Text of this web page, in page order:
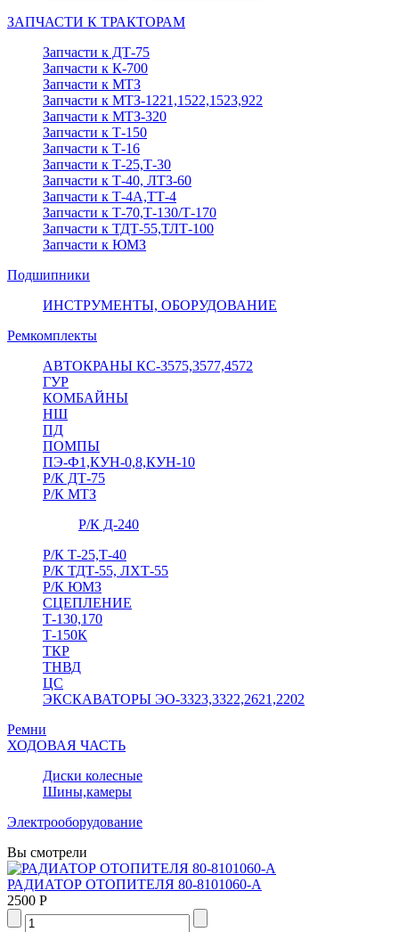
ЗАПЧАСТИ К ТРАКТОРАМ
Запчасти к ДТ-75
Запчасти к К-700
Запчасти к МТЗ
Запчасти к МТЗ-1221,1522,1523,922
Запчасти к МТЗ-320
Запчасти к Т-150
Запчасти к Т-16
Запчасти к Т-25,Т-30
Запчасти к Т-40, ЛТЗ-60
Запчасти к Т-4А,ТТ-4
Запчасти к Т-70,Т-130/Т-170
Запчасти к ТДТ-55,ТЛТ-100
Запчасти к ЮМЗ
Подшипники
ИНСТРУМЕНТЫ, ОБОРУДОВАНИЕ
Ремкомплекты
АВТОКРАНЫ КС-3575,3577,4572
ГУР
КОМБАЙНЫ
НШ
ПД
ПОМПЫ
ПЭ-Ф1,КУН-0,8,КУН-10
Р/К ДТ-75
Р/К МТЗ
Р/К Д-240
Р/К Т-25,Т-40
Р/К ТДТ-55, ЛХТ-55
Р/К ЮМЗ
СЦЕПЛЕНИЕ
Т-130,170
Т-150К
ТКР
ТНВД
ЦС
ЭКСКАВАТОРЫ ЭО-3323,3322,2621,2202
Ремни
ХОДОВАЯ ЧАСТЬ
Диски колесные
Шины,камеры
Электрооборудование
Вы смотрели
РАДИАТОР ОТОПИТЕЛЯ 80-8101060-А
2500 Р